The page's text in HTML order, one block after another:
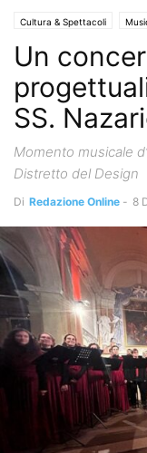
Cultura & Spettacoli
Un
SS.
Momento musicale
Distretto del Design
Di Redazione Online - 8